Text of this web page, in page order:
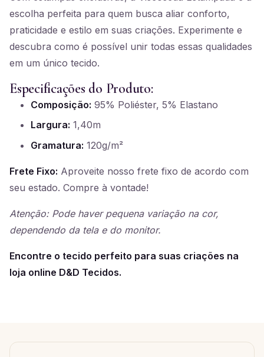
escolha perfeita para quem busca aliar conforto,
praticidade e estilo em suas criações. Experimente e
descubra como é possível unir todas essas qualidades
em um único tecido.
Especificações do Produto:
Composição: 95% Poliéster, 5% Elastano
Largura: 1,40m
Gramatura: 120g/m²
Frete Fixo: Aproveite nosso frete fixo de acordo com
seu estado. Compre à vontade!
Atenção: Pode haver pequena variação na cor,
dependendo da tela e do monitor.
Encontre o tecido perfeito para suas criações na
loja online D&D Tecidos.